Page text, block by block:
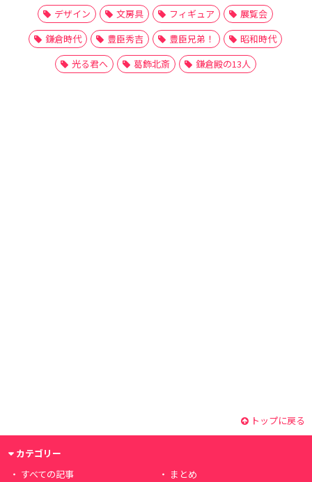
デザイン
文房具 フィギュア
展覧会
鎌倉時代
豊臣秀吉 豊臣兄弟！
昭和時代
光る君へ
葛飾北斎 鎌倉殿の13人
トップに戻る
カテゴリー
すべての記事
まとめ